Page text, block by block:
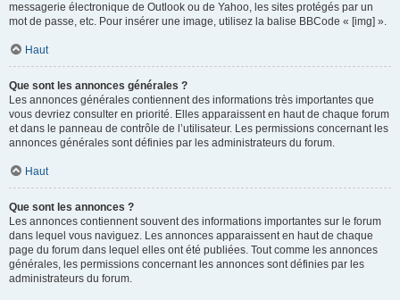
messagerie électronique de Outlook ou de Yahoo, les sites protégés par un
mot de passe, etc. Pour insérer une image, utilisez la balise BBCode « [img] ».
Haut
Que sont les annonces générales ?
Les annonces générales contiennent des informations très importantes que
vous devriez consulter en priorité. Elles apparaissent en haut de chaque forum
et dans le panneau de contrôle de l’utilisateur. Les permissions concernant les
annonces générales sont définies par les administrateurs du forum.
Haut
Que sont les annonces ?
Les annonces contiennent souvent des informations importantes sur le forum
dans lequel vous naviguez. Les annonces apparaissent en haut de chaque
page du forum dans lequel elles ont été publiées. Tout comme les annonces
générales, les permissions concernant les annonces sont définies par les
administrateurs du forum.